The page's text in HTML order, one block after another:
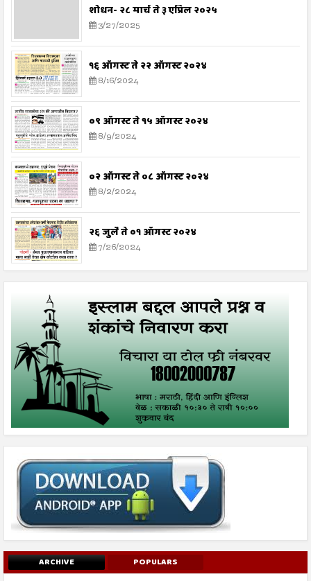
शोधन- २८ मार्च ते ३ एप्रिल २०२५
3/27/2025
१६ ऑगस्ट ते २२ ऑगस्ट २०२४
8/16/2024
०९ ऑगस्ट ते १५ ऑगस्ट २०२४
8/9/2024
०२ ऑगस्ट ते ०८ ऑगस्ट २०२४
8/2/2024
२६ जुलै ते ०१ ऑगस्ट २०२४
7/26/2024
ARCHIVE POPULARS